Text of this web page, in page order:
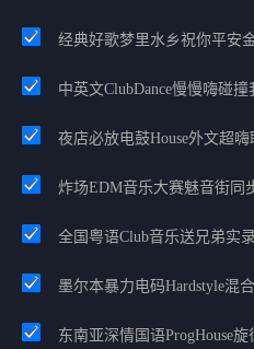
墨尔本暴力电码Hardstyle混